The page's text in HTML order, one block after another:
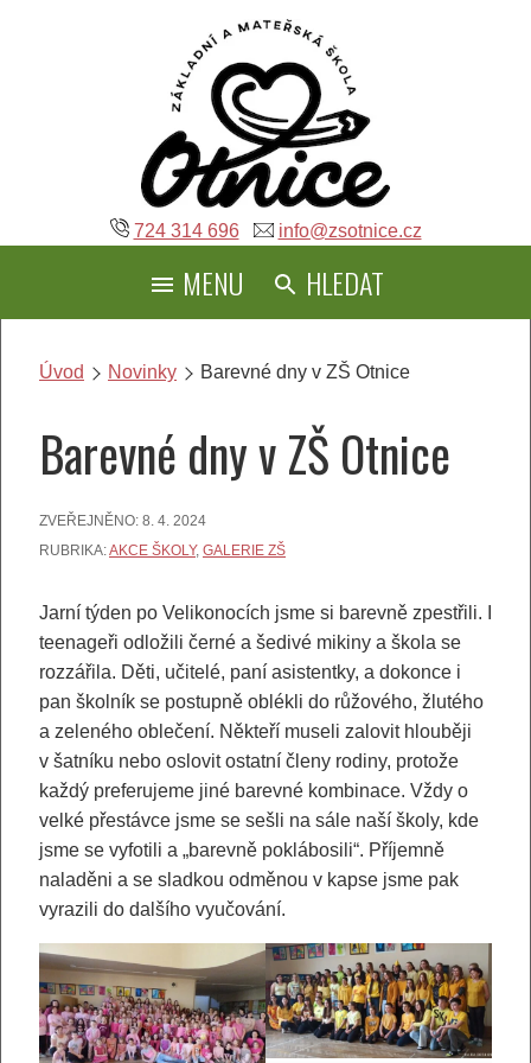
724 314 696 info@zsotnice.cz
MENU HLEDAT
Úvod Novinky Barevné dny v ZŠ Otnice
Barevné dny v ZŠ Otnice
ZVEŘEJNĚNO: 8. 4. 2024
RUBRIKA:AKCE ŠKOLY, GALERIE ZŠ
Jarní týden po Velikonocích jsme si barevně zpestřili. I
teenageři odložili černé a šedivé mikiny a škola se
rozzářila. Děti, učitelé, paní asistentky, a dokonce i
pan školník se postupně oblékli do růžového, žlutého
a zeleného oblečení. Někteří museli zalovit hlouběji
v šatníku nebo oslovit ostatní členy rodiny, protože
každý preferujeme jiné barevné kombinace. Vždy o
velké přestávce jsme se sešli na sále naší školy, kde
jsme se vyfotili a „barevně poklábosili“. Příjemně
naladěni a se sladkou odměnou v kapse jsme pak
vyrazili do dalšího vyučování.